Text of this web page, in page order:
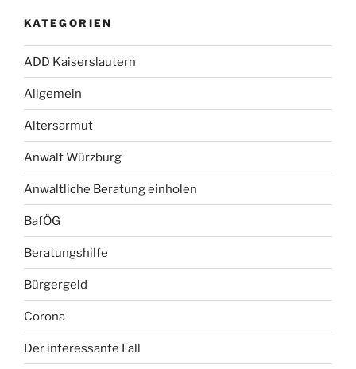
KATEGORIEN
ADD Kaiserslautern
Allgemein
Altersarmut
Anwalt Würzburg
Anwaltliche Beratung einholen
BafÖG
Beratungshilfe
Bürgergeld
Corona
Der interessante Fall